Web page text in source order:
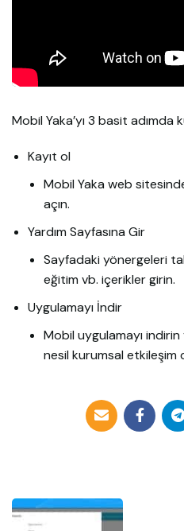
Mobil Yaka’yı 3 basit adımda
Kayıt ol
Mobil Yaka web
açın.
Yardım Sayfasına Gir
Sayfadaki yönergeleri
eğitim vb. içerikler girin.
Uygulamayı İndir
Mobil uygulamayı
nesil kurumsal etkileşim